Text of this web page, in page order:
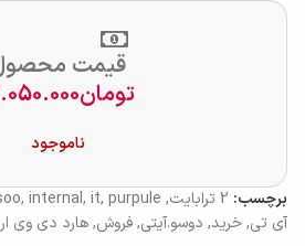
قیمت
تومان
ناموجود
برچسب: 2 ترابایت ,
, internal, it, purpule
آی تی,خرید, دوسو.آیتی,فروش,هارد دی وی ار